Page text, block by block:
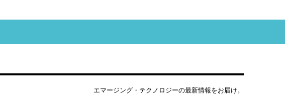
エマージング・テクノロジーの最新情報をお届け。